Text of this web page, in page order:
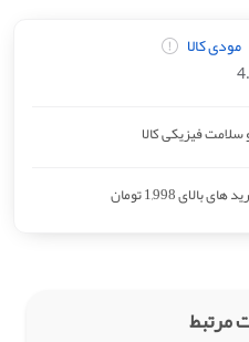
مودی کالا
فیزیکی کالا
1,998 تومان
مرتبط